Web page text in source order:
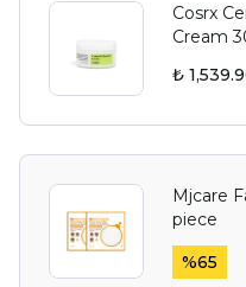
Cosrx
Cream
₺
Mjcare
piece
%65